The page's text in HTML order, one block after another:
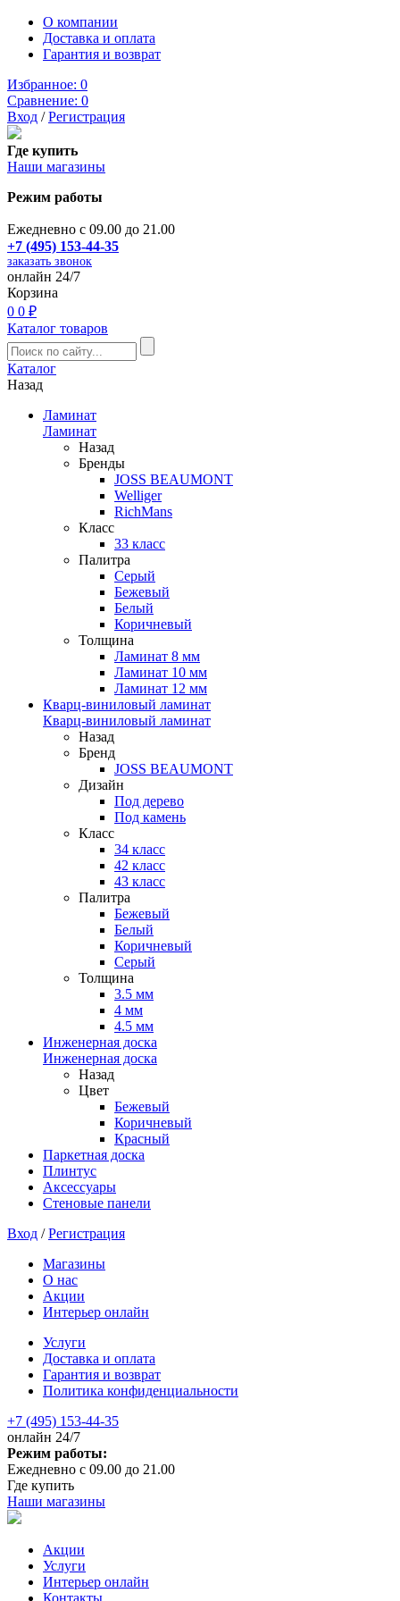
О компании
Доставка и оплата
Гарантия и возврат
Избранное: 0
Сравнение: 0
Вход /Регистрация
Где купить
Наши магазины
Режим работы
Ежедневно с 09.00 до 21.00
+7 (495) 153-44-35
заказать звонок
онлайн 24/7
Корзина
0 0 ₽
Каталог товаров
Каталог
Назад
Ламинат
Ламинат
Назад
Бренды
JOSS BEAUMONT
Welliger
RichMans
Класс
33 класс
Палитра
Серый
Бежевый
Белый
Коричневый
Толщина
Ламинат 8 мм
Ламинат 10 мм
Ламинат 12 мм
Кварц-виниловый ламинат
Кварц-виниловый ламинат
Назад
Бренд
JOSS BEAUMONT
Дизайн
Под дерево
Под камень
Класс
34 класс
42 класс
43 класс
Палитра
Бежевый
Белый
Коричневый
Серый
Толщина
3.5 мм
4 мм
4.5 мм
Инженерная доска
Инженерная доска
Назад
Цвет
Бежевый
Коричневый
Красный
Паркетная доска
Плинтус
Аксессуары
Стеновые панели
Вход /Регистрация
Магазины
О нас
Акции
Интерьер онлайн
Услуги
Доставка и оплата
Гарантия и возврат
Политика конфиденциальности
+7 (495) 153-44-35
онлайн 24/7
Режим работы:
Ежедневно с 09.00 до 21.00
Где купить
Наши магазины
Акции
Услуги
Интерьер онлайн
Контакты